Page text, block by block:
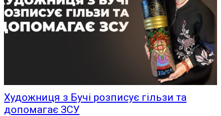
Художниця з Бучі розписує гільзи та
допомагає ЗСУ